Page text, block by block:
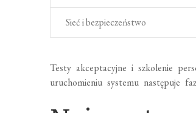
Sieć i bezpieczeństwo
Testy akceptacyjne i szkolenie
uruchomieniu systemu następuje